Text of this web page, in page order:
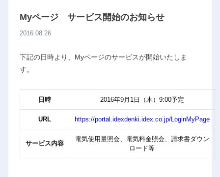
Myページ サービス開始のお知らせ
2016.08.26
下記の日時より、Myページのサービスが開始いたしま
す。
日時 2016年9月1日（木）9:00予定
URL https://portal.idexdenki.idex.co.jp/LoginMyPage
サービス内容
電気使用量照会、電気料金照会、請求書ダウン
ロード等